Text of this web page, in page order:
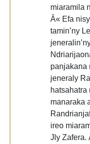
miaramila
Â« Efa
tamin’ny
panjakana
jeneraly
hatsahatra
manaraka
ireo
Jly Zafera.